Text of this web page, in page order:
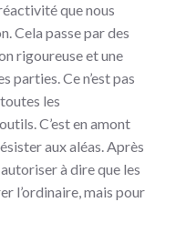
que nous
Cela passe par des
rigoureuse et une
Ce n’est pas
les
C’est en amont
aux aléas. Après
à dire que les
l’ordinaire, mais pour